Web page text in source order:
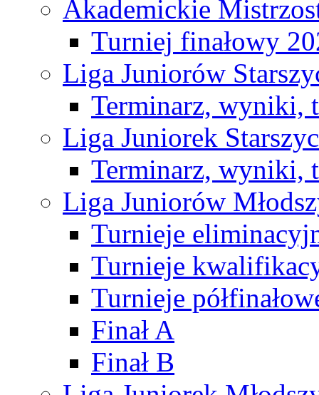
Akademickie
Turniej finałowy
Liga Juniorów
Terminarz, wyniki,
Liga Juniorek
Terminarz, wyniki,
Liga Juniorów
Turnieje
Turnieje
Turnieje
Finał A
Finał B